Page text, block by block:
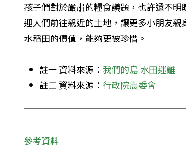
孩子們對於嚴肅的糧食議題，也許還不
迎人們前往親近的土地，讓更多小朋友
水稻田的價值，能夠更被珍惜。
註一 資料來源： 我們的島 水田迷離
註二 資料來源： 行政院農委會
參考資料